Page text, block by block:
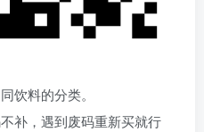
饮料的分类。
补，遇到废码重新买就行